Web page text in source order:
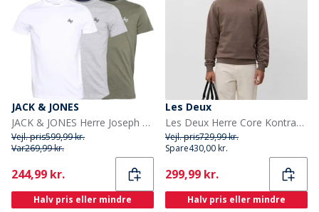
JACK & JONES
JACK & JONES Herre Joseph Fem Pakke T-shirts Marineblå / Hvid / Grå / Støvet Oliven / Sort
Vejl. pris599,99 kr.
Var269,99 kr.
Current
244,99 kr.
Halv pris eller mindre
Les Deux
Les Deux Herre Core Kontrast Sweatshirt Mountain Grey Brown
Vejl. pris729,99 kr.
Spare430,00 kr.
Current
299,99 kr.
Halv pris eller mindre